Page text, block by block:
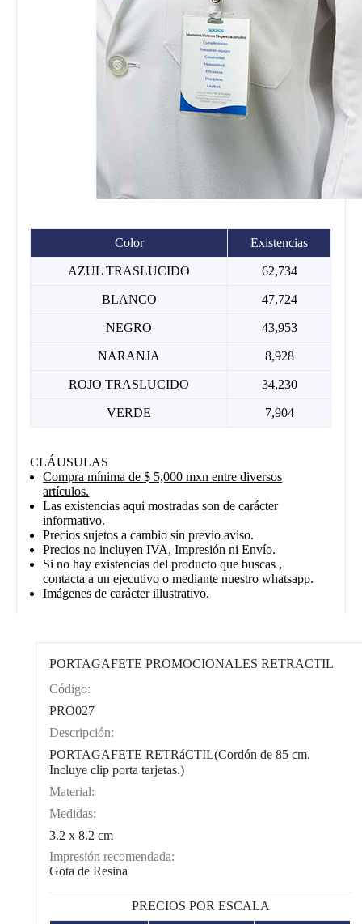
Color Existencias
AZUL TRASLUCIDO 62,734
BLANCO 47,724
NEGRO 43,953
NARANJA 8,928
ROJO TRASLUCIDO 34,230
VERDE 7,904
CLÁUSULAS
Compra mínima de $ 5,000 mxn entre diversos
artículos.
Las existencias aqui mostradas son de carácter
informativo.
Precios sujetos a cambio sin previo aviso.
Precios no incluyen IVA, Impresión ni Envío.
Si no hay existencias del producto que buscas ,
contacta a un ejecutivo o mediante nuestro whatsapp.
Imágenes de carácter illustrativo.
PORTAGAFETE PROMOCIONALES RETRACTIL
Código:
PRO027
Descripción:
PORTAGAFETE RETRáCTIL(Cordón de 85 cm.
Incluye clip porta tarjetas.)
Material:
Medidas:
3.2 x 8.2 cm
Impresión recomendada:
Gota de Resina
PRECIOS POR ESCALA